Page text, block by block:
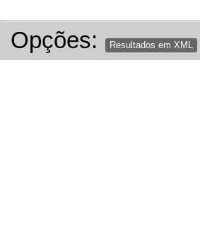
Opções: Resultados em XML